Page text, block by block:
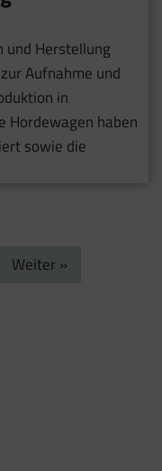
Herstellung
Aufnahme und
in
Hordewagen haben
sowie die
Weiter »